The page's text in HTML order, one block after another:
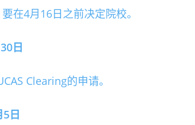
在4月16日之前决定院校。
日
Clearing的申请。
日